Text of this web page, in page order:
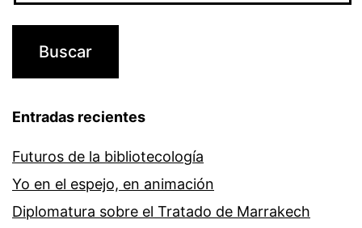
Entradas recientes
Futuros de la bibliotecología
Yo en el espejo, en animación
Diplomatura sobre el Tratado de Marrakech